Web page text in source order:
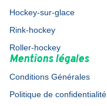
Hockey-sur-glace
Rink-hockey
Roller-hockey
Mentions légales
Conditions Générales
Politique de confidentialité